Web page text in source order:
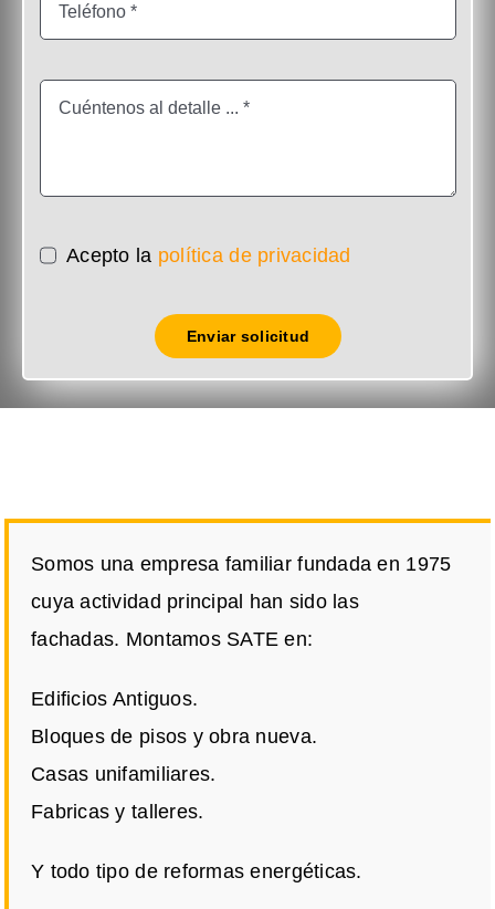
Acepto la política de privacidad
Enviar solicitud
Somos una empresa familiar fundada en 1975
cuya actividad principal han sido las
fachadas. Montamos SATE en:
Edificios Antiguos.
Bloques de pisos y obra nueva.
Casas unifamiliares.
Fabricas y talleres.
Y todo tipo de reformas energéticas.